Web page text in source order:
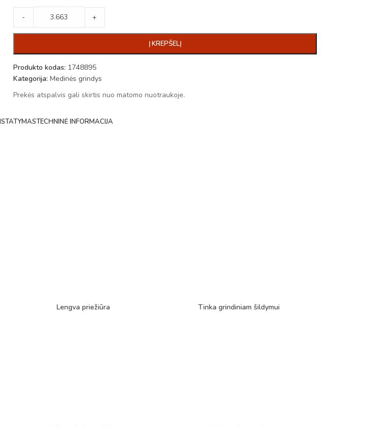
- +
Į KREPŠELĮ
Produkto kodas: 1748895
Kategorija: Medinės grindys
Prekės atspalvis gali skirtis nuo matomo nuotraukoje.
TECHNINĖ INFORMACIJA
Lengva priežiūra Tinka grindiniam šildymui